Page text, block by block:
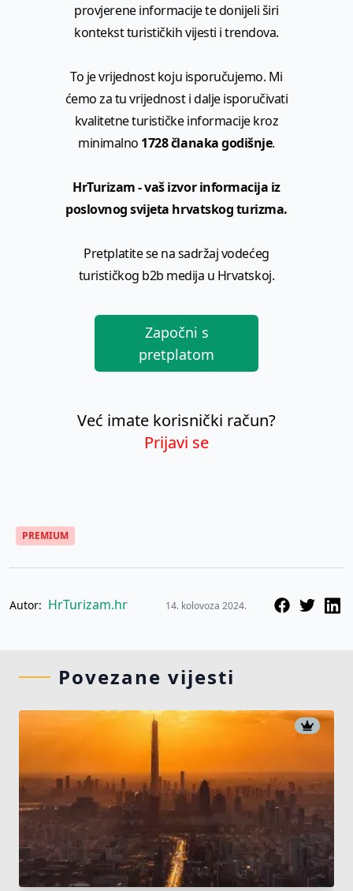
provjerene informacije te donijeli širi
kontekst turističkih vijesti i trendova.
To je vrijednost koju isporučujemo. Mi
ćemo za tu vrijednost i dalje isporučivati
kvalitetne turističke informacije kroz
minimalno 1728 članaka godišnje.
HrTurizam - vaš izvor informacija iz
poslovnog svijeta hrvatskog turizma.
Pretplatite se na sadržaj vodećeg
turističkog b2b medija u Hrvatskoj.
Započni s
pretplatom
Već imate korisnički račun?
Prijavi se
PREMIUM
Autor: HrTurizam.hr 14. kolovoza 2024.
Povezane vijesti